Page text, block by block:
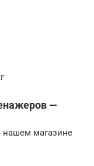
—
нашем магазине